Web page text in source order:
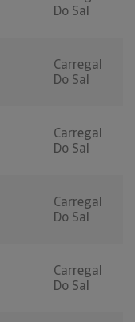
Do Sal
Carregal
Do Sal
Carregal
Do Sal
Carregal
Do Sal
Carregal
Do Sal